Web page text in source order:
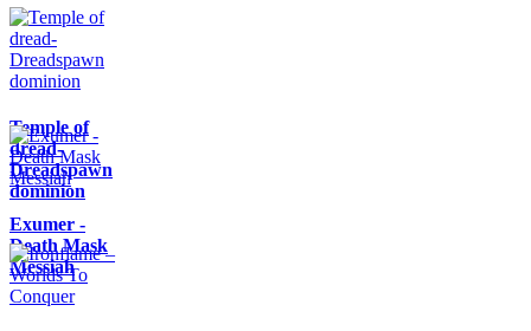
Temple of
dread-
Dreadspawn
dominion
Exumer -
Death Mask
Messiah